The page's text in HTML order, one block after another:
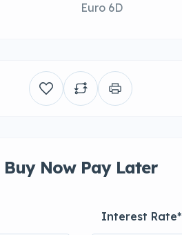
Euro 6D
Buy Now Pay Later
Interest Rate*